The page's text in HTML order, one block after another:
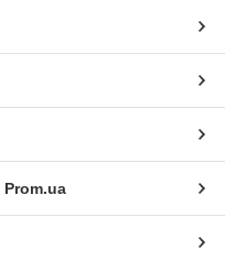
Prom.ua